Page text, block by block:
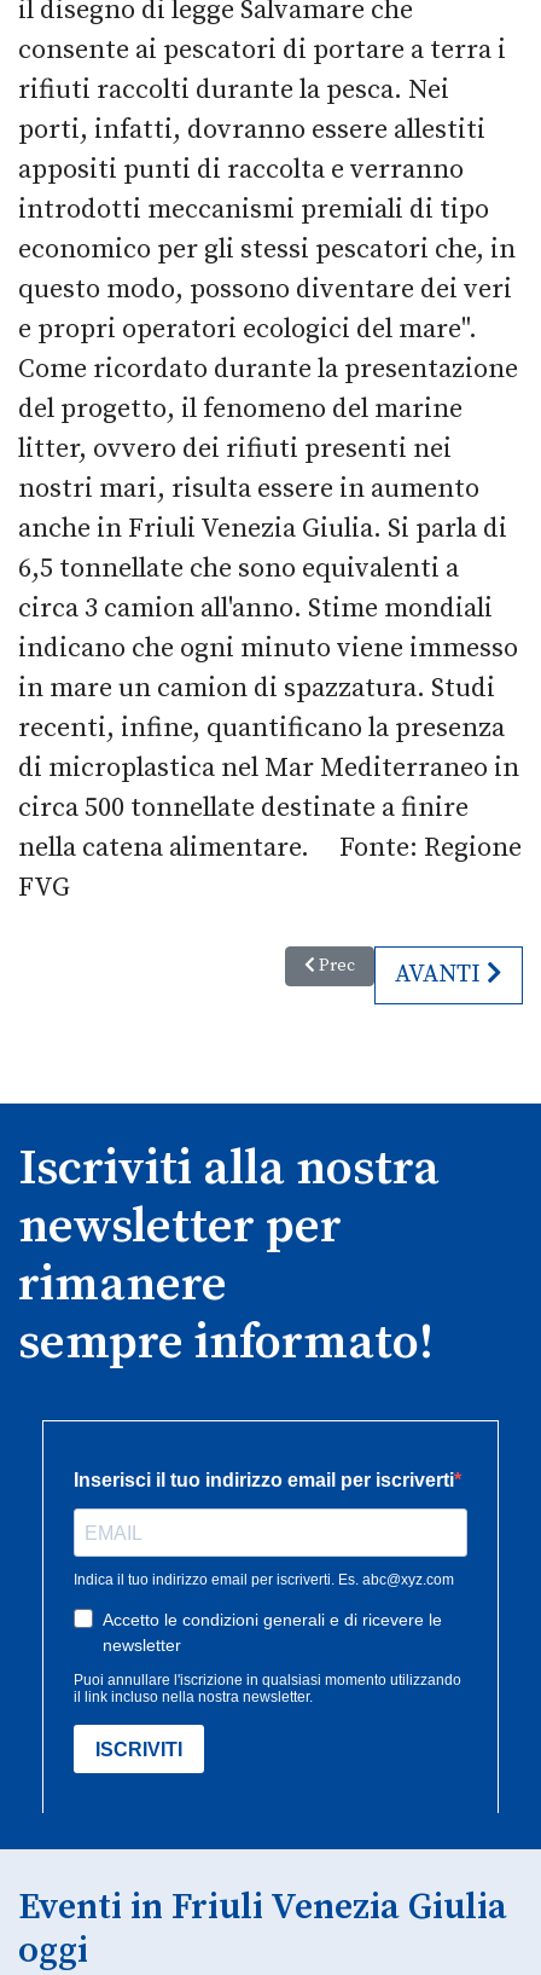
il disegno di legge Salvamare che
consente ai pescatori di portare a terra i
rifiuti raccolti durante la pesca. Nei
porti, infatti, dovranno essere allestiti
appositi punti di raccolta e verranno
introdotti meccanismi premiali di tipo
economico per gli stessi pescatori che, in
questo modo, possono diventare dei veri
e propri operatori ecologici del mare".
Come ricordato durante la presentazione
del progetto, il fenomeno del marine
litter, ovvero dei rifiuti presenti nei
nostri mari, risulta essere in aumento
anche in Friuli Venezia Giulia. Si parla di
6,5 tonnellate che sono equivalenti a
circa 3 camion all'anno. Stime mondiali
indicano che ogni minuto viene immesso
in mare un camion di spazzatura. Studi
recenti, infine, quantificano la presenza
di microplastica nel Mar Mediterraneo in
circa 500 tonnellate destinate a finire
nella catena alimentare. Fonte: Regione
FVG
Articolo precedente:
Prec ARTICOLO
AVANTI
Iscriviti alla nostra
newsletter per
rimanere
sempre informato!
Eventi in Friuli Venezia Giulia
oggi